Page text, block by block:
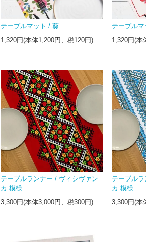
テーブルマット / 葵
1,320円(本体1,200円、税120円)
テーブル
1,320円(本
テーブルランナー / ヴィシヴァン
カ 模様
3,300円(本体3,000円、税300円)
テーブル
カ 模様
3,300円(本